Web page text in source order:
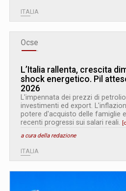
ITALIA
Ocse
L’Italia rallenta, crescita
shock energetico. Pil
2026
L'impennata dei prezzi di
investimenti ed export.
potere d'acquisto delle famiglie
recenti progressi sui salari reali.
a cura della redazione
ITALIA